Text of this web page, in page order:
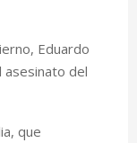
Eduardo
asesinato del
que